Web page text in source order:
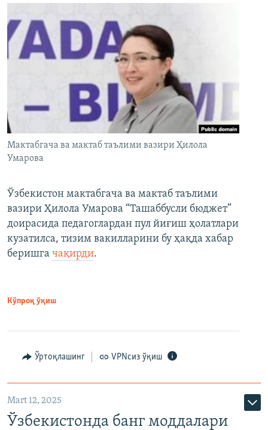
Мактабгача ва мактаб таълими вазири Ҳилола
Умарова
Ўзбекистон мактабгача ва мактаб таълими
вазири Ҳилола Умарова “Ташаббусли бюджет”
доирасида педагоглардан пул йиғиш ҳолатлари
кузатилса, тизим вакилларини бу ҳақда хабар
беришга чақирди.
Кўпроқ ўқиш
Ўртоқлашинг VPNсиз ўқиш
Mart 12, 2025
Ўзбекистонда банг моддалари